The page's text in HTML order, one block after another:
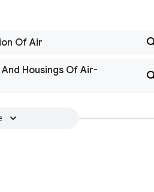
Of Air
Housings Of Air-